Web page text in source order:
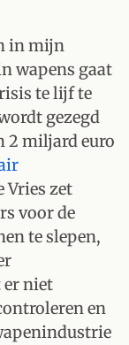
in mijn
wapens gaat
te lijf te
gezegd
2 miljard euro
Vries zet
voor de
te slepen,
er niet
en